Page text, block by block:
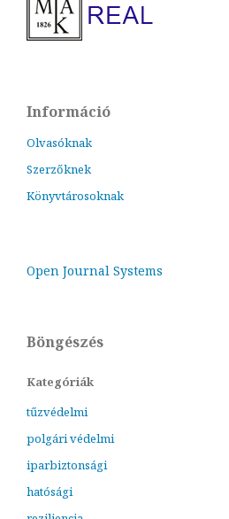
Információ
Olvasóknak
Szerzőknek
Könyvtárosoknak
Open Journal Systems
Böngészés
Kategóriák
tűzvédelmi
polgári védelmi
iparbiztonsági
hatósági